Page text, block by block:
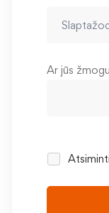
Ar jūs